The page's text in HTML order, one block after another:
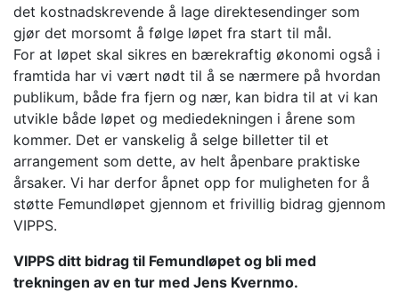
det kostnadskrevende å lage direktesendinger som
gjør det morsomt å følge løpet fra start til mål.
For at løpet skal sikres en bærekraftig økonomi også i
framtida har vi vært nødt til å se nærmere på hvordan
publikum, både fra fjern og nær, kan bidra til at vi kan
utvikle både løpet og mediedekningen i årene som
kommer. Det er vanskelig å selge billetter til et
arrangement som dette, av helt åpenbare praktiske
årsaker. Vi har derfor åpnet opp for muligheten for å
støtte Femundløpet gjennom et frivillig bidrag gjennom
VIPPS.
VIPPS ditt bidrag til Femundløpet og bli med
trekningen av en tur med Jens Kvernmo.